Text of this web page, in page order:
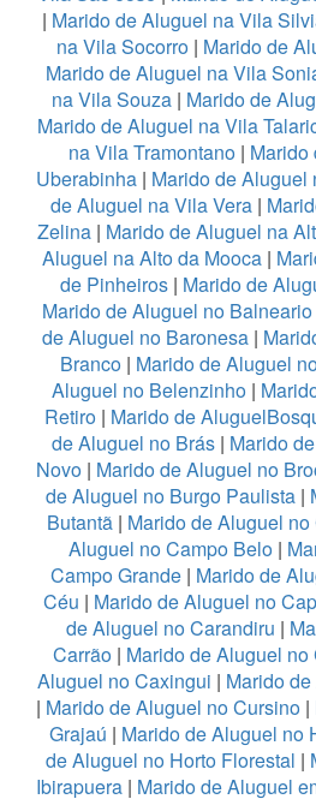
| Marido de Aluguel na Vila
na Vila Socorro| Marido de
Marido de Aluguel na Vila
na Vila Souza| Marido de
Marido de Aluguel na Vila
na Vila Tramontano| Marido
Uberabinha | Marido de Aluguel
de Aluguel na Vila Vera |
Zelina | Marido de Aluguel na
Aluguel na Alto da Mooca|
de Pinheiros| Marido de
Marido de Aluguel no
de Aluguel no Baronesa|
Branco | Marido de Aluguel
Aluguel no Belenzinho|
Retiro | Marido de
de Aluguel no Brás| Marido
Novo | Marido de Aluguel no
de Aluguel no Burgo Paulista |
Butantã | Marido de Aluguel no
Aluguel no Campo Belo |
Campo Grande | Marido de
Céu | Marido de Aluguel no
de Aluguel no Carandiru |
Carrão | Marido de Aluguel no
Aluguel no Caxingui | Marido
| Marido de Aluguel no Cursino |
Grajaú | Marido de Aluguel no
de Aluguel no Horto Florestal |
Ibirapuera | Marido de Aluguel